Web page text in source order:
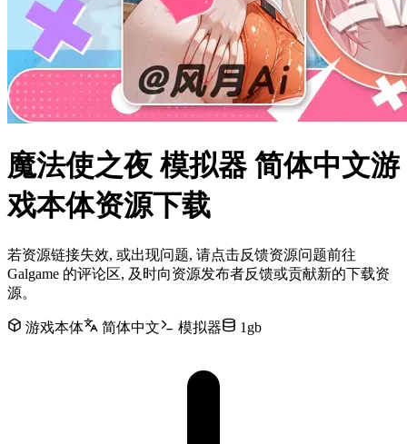
魔法使之夜 模拟器 简体中文游
戏本体资源下载
若资源链接失效, 或出现问题, 请点击反馈资源问题前往
Galgame 的评论区, 及时向资源发布者反馈或贡献新的下载资
源。
游戏本体 简体中文 模拟器 1gb